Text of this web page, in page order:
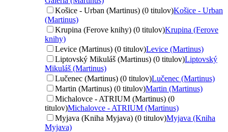
Košice - Urban (Martinus) (0 titulov)Košice - Urban
(Martinus)
Krupina (Ferove knihy) (0 titulov)Krupina (Ferove
knihy)
Levice (Martinus) (0 titulov)Levice (Martinus)
Liptovský Mikuláš (Martinus) (0 titulov)Liptovský
Mikuláš (Martinus)
Lučenec (Martinus) (0 titulov)Lučenec (Martinus)
Martin (Martinus) (0 titulov)Martin (Martinus)
Michalovce - ATRIUM (Martinus) (0
titulov)Michalovce - ATRIUM (Martinus)
Myjava (Kniha Myjava) (0 titulov)Myjava (Kniha
Myjava)